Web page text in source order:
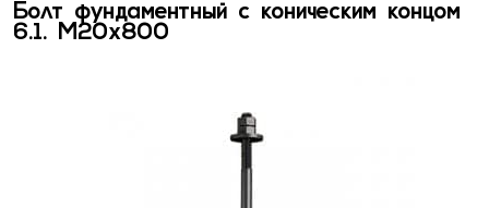
Болт фундаментный с коническим концом
6.1. М20х800